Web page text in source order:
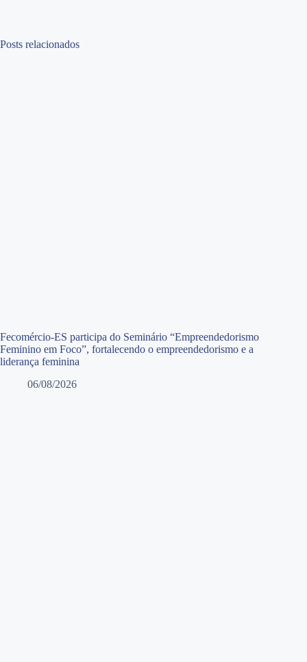
Posts relacionados
Fecomércio-ES participa do Seminário “Empreendedorismo
Feminino em Foco”, fortalecendo o empreendedorismo e a
liderança feminina
06/08/2026